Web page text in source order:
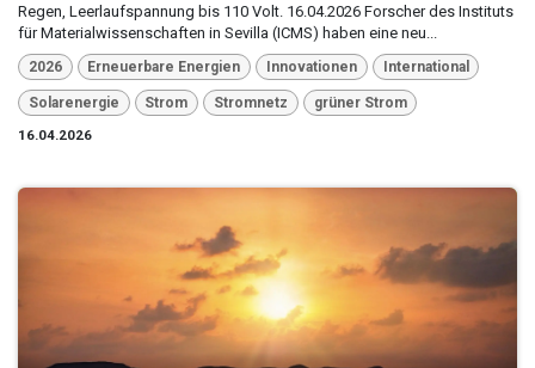
Regen, Leerlaufspannung bis 110 Volt. 16.04.2026 Forscher des Instituts
für Materialwissenschaften in Sevilla (ICMS) haben eine neu...
2026 Erneuerbare Energien Innovationen International
Solarenergie Strom Stromnetz
grüner Strom
16.04.2026